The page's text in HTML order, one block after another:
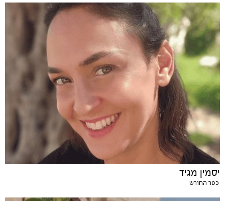
יסמין מגיד
כפר החורש